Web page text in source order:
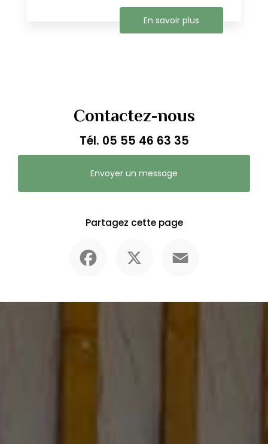
En savoir plus
Contactez-nous
Tél. 05 55 46 63 35
Envoyer un message
Partagez cette page